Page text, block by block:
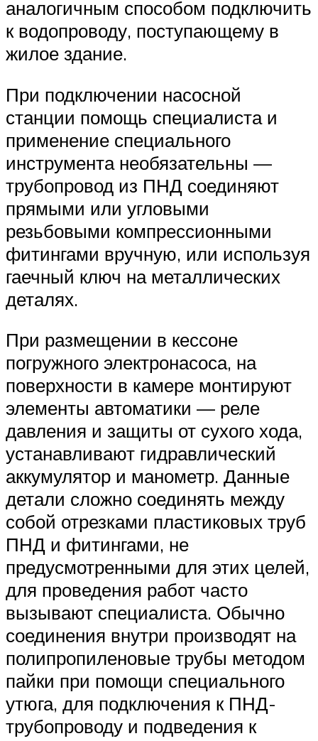
аналогичным способом подключить
к водопроводу, поступающему в
жилое здание.
При подключении насосной
станции помощь специалиста и
применение специального
инструмента необязательны —
трубопровод из ПНД соединяют
прямыми или угловыми
резьбовыми компрессионными
фитингами вручную, или используя
гаечный ключ на металлических
деталях.
При размещении в кессоне
погружного электронасоса, на
поверхности в камере монтируют
элементы автоматики — реле
давления и защиты от сухого хода,
устанавливают гидравлический
аккумулятор и манометр. Данные
детали сложно соединять между
собой отрезками пластиковых труб
ПНД и фитингами, не
предусмотренными для этих целей,
для проведения работ часто
вызывают специалиста. Обычно
соединения внутри производят на
полипропиленовые трубы методом
пайки при помощи специального
утюга, для подключения к ПНД-
трубопроводу и подведения к